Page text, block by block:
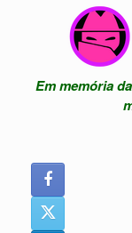
Em memória